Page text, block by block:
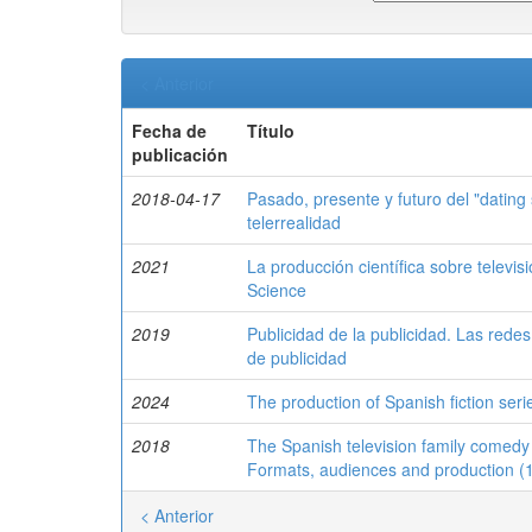
Fecha de
publicación
Título
2018-04-17
Pasado, presente y futuro del
telerrealidad
2021
La producción científica sobre
Science
2019
Publicidad de la publicidad. Las
de publicidad
2024 The production of Spanish fiction
2018
The Spanish television family
Formats, audiences and production
< Anterior